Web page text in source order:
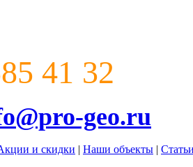
41 32
geo.ru
и скидки | Наши объекты |